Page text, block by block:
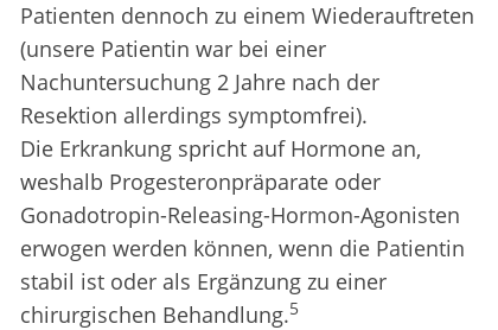
Patienten dennoch zu einem Wiederauftreten
(unsere Patientin war bei einer
Nachuntersuchung 2 Jahre nach der
Resektion allerdings symptomfrei).
Die Erkrankung spricht auf Hormone an,
weshalb Progesteronpräparate oder
Gonadotropin-Releasing-Hormon-Agonisten
erwogen werden können, wenn die Patientin
stabil ist oder als Ergänzung zu einer
chirurgischen Behandlung.5